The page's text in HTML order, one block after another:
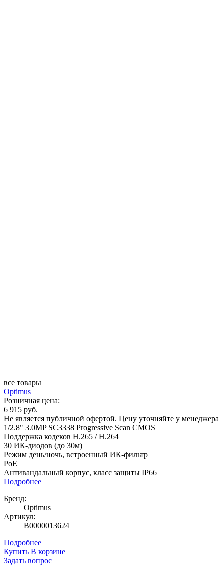
все товары
Optimus
Розничная цена:
6 915 руб.
Не является публичной офертой. Цену уточняйте у менеджера
1/2.8" 3.0MP SC3338 Progressive Scan CMOS
Поддержка кодеков H.265 / H.264
30 ИК-диодов (до 30м)
Режим день/ночь, встроенный ИК-фильтр
PoE
Антивандальный корпус, класс защиты IР66
Подробнее
Бренд:
Optimus
Артикул:
В0000013624
Подробнее
Купить В корзине
Задать вопрос